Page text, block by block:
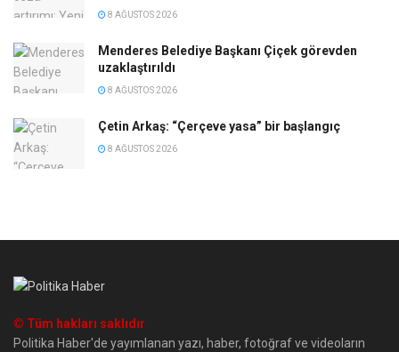
8 AĞUSTOS 2026
Menderes Belediye Başkanı Çiçek görevden
uzaklaştırıldı
8 AĞUSTOS 2026
Çetin Arkaş: “Çerçeve yasa” bir başlangıç
8 AĞUSTOS 2026
© Tüm hakları saklıdır
Politika Haber'de yayımlanan yazı, haber, fotoğraf ve videoların